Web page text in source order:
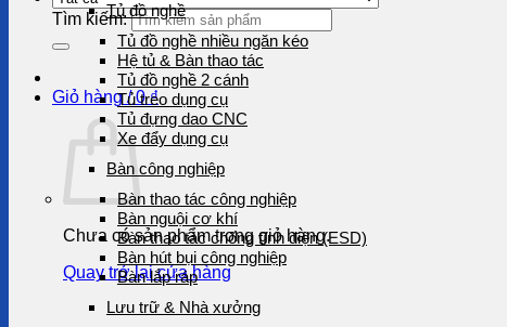
Tìm kiếm:
Giỏ hàng /0₫
Chưa có sản phẩm trong giỏ hàng.
Quay trở lại cửa hàng
Tủ đồ nghề
Tủ đồ nghề nhiều ngăn kéo
Hệ tủ & Bàn thao tác
Tủ đồ nghề 2 cánh
Tủ treo dụng cụ
Tủ đựng dao CNC
Xe đẩy dụng cụ
Bàn công nghiệp
Bàn thao tác công nghiệp
Bàn nguội cơ khí
Bàn thao tác chống tĩnh điện (ESD)
Bàn hút bụi công nghiệp
Bàn lắp ráp
Lưu trữ & Nhà xưởng